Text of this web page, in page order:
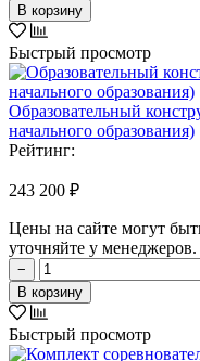
В корзину
Быстрый просмотр
Образовательный
начального образования)
Рейтинг:
243 200 ₽
Цены на сайте могут
уточняйте у менеджеров.
−
В корзину
Быстрый просмотр